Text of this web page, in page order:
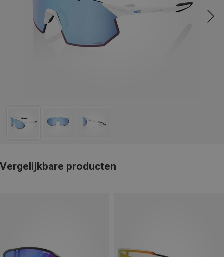
Vergelijkbare producten